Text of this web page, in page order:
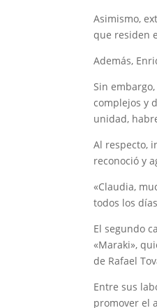
Asimismo,
que residen
Además,
Sin
complejos y
unidad,
Al respecto,
reconoció y
«Claudia,
todos los
El segundo
«Maraki»,
de Rafael
Entre sus
promover el